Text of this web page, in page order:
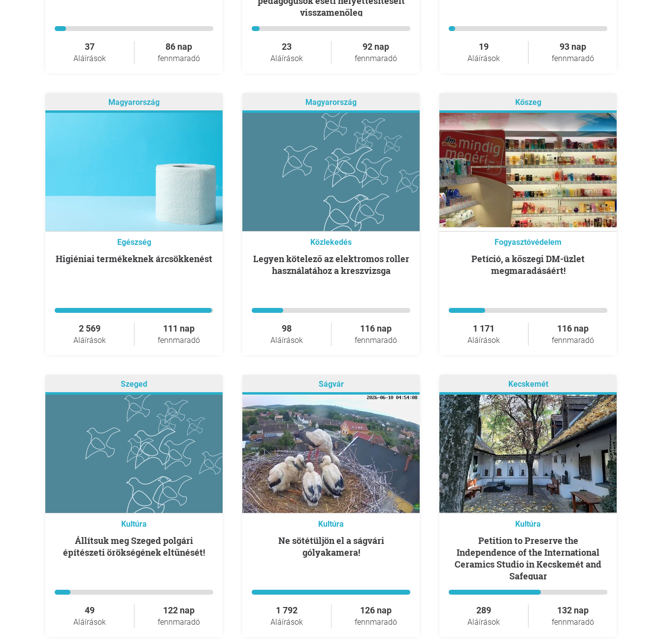
37
Aláírások
86 nap
fennmaradó
visszamenőleg
23
Aláírások
92 nap
fennmaradó
19
Aláírások
93 nap
fennmaradó
Magyarország
Egészség
higiéniai termékeknek árcsökkenést
2 569
Aláírások
111 nap
fennmaradó
Magyarország
Közlekedés
Legyen kötelező az elektromos roller
használatához a kreszvizsga
98
Aláírások
116 nap
fennmaradó
Kőszeg
Fogyasztóvédelem
Petíció, a kőszegi DM-üzlet
megmaradásáért!
1 171
Aláírások
116 nap
fennmaradó
Szeged
Kultúra
Állítsuk meg Szeged polgári
építészeti örökségének eltűnését!
49
Aláírások
122 nap
fennmaradó
Ságvár
Kultúra
Ne sötétüljön el a ságvári
gólyakamera!
1 792
Aláírások
126 nap
fennmaradó
Kecskemét
Kultúra
Petition to Preserve the
Independence of the International
Ceramics Studio in Kecskemét and
Safeguar
289
Aláírások
132 nap
fennmaradó